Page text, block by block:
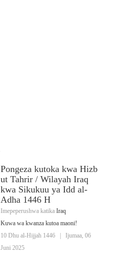
Pongeza kutoka kwa Hizb
ut Tahrir / Wilayah Iraq
kwa Sikukuu ya Idd al-
Adha 1446 H
Imepeperushwa katika Iraq
Kuwa wa kwanza kutoa maoni!
10 Dhu al-Hijjah 1446
Ijumaa, 06
Juni 2025